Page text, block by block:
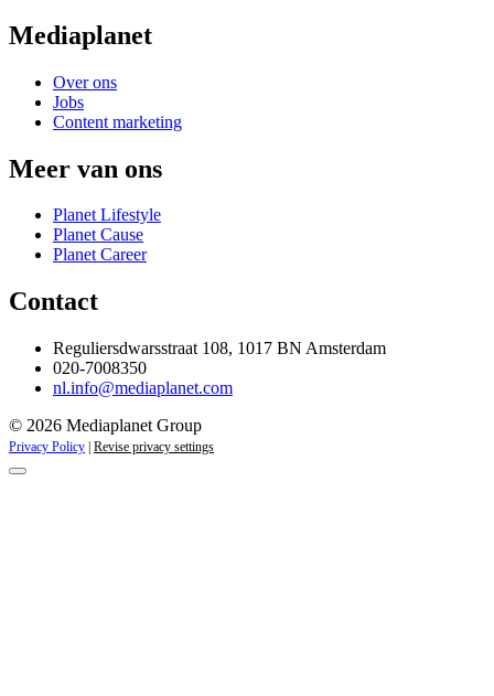
Mediaplanet
Over ons
Jobs
Content marketing
Meer van ons
Planet Lifestyle
Planet Cause
Planet Career
Contact
Reguliersdwarsstraat 108, 1017 BN Amsterdam
020-7008350
nl.info@mediaplanet.com
© 2026 Mediaplanet Group
Privacy Policy Revise privacy settings